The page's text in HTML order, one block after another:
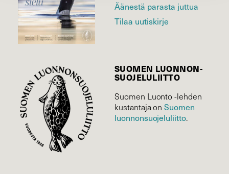
Äänestä parasta juttua
Tilaa uutiskirje
SUOMEN LUONNON­
SUOJELU­LIITTO
Suomen Luonto -lehden
kustantaja onSuomen
luonnonsuojelu­liitto.